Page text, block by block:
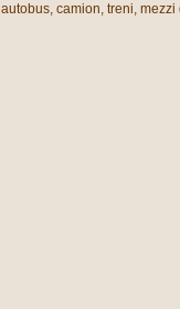
autobus, camion, treni,